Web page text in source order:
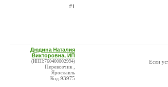
#1
Дюдина Наталия
Викторовна, ИП
(ИНН:760400002994)
Перевозчик ,
Ярославль
Код:93975
Если